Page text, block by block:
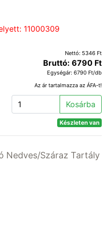
11000309
Nettó: 5346 Ft
Bruttó: 6790 Ft
Egységár: 6790 Ft/db
Az ár tartalmazza az ÁFA-t!
Kosárba
Készleten van
Nedves/Száraz Tartály